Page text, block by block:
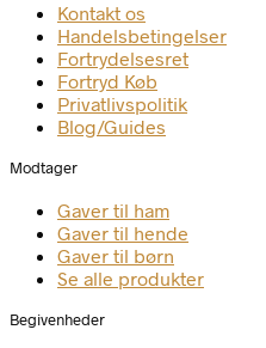
Kontakt os
Handelsbetingelser
Fortrydelsesret
Fortryd Køb
Privatlivspolitik
Blog/Guides
Modtager
Gaver til ham
Gaver til hende
Gaver til børn
Se alle produkter
Begivenheder